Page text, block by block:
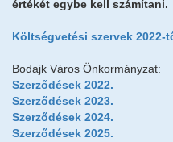
értékét egybe kell számítani.
Költségvetési szervek 2022-
Bodajk Város Önkormányzat:
Szerződések 2022.
Szerződések 2023.
Szerződések 2024.
Szerződések 2025.